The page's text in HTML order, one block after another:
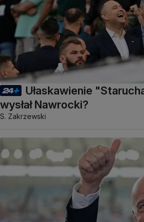
Ułaskawienie
wysłał Nawrocki?
S. Zakrzewski